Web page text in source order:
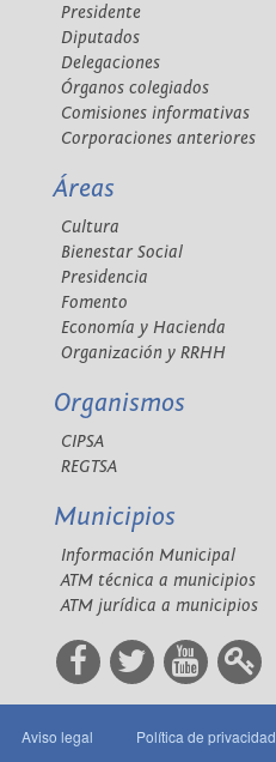
Presidente
Diputados
Delegaciones
Órganos colegiados
Comisiones informativas
Corporaciones anteriores
Áreas
Cultura
Bienestar Social
Presidencia
Fomento
Economía y Hacienda
Organización y RRHH
Organismos
CIPSA
REGTSA
Municipios
Información Municipal
ATM técnica a municipios
ATM jurídica a municipios
Aviso legal Política de privacidad